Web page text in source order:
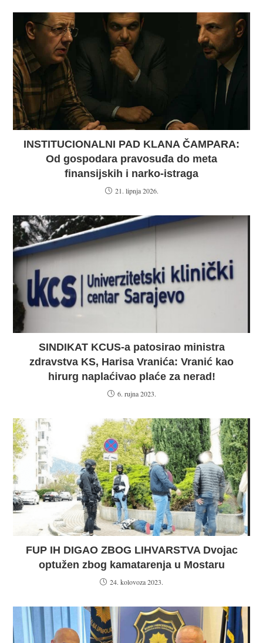
INSTITUCIONALNI PAD KLANA ČAMPARA:
Od gospodara pravosuđa do meta
finansijskih i narko-istraga
21. lipnja 2026.
SINDIKAT KCUS-a patosirao ministra
zdravstva KS, Harisa Vranića: Vranić kao
hirurg naplaćivao plaće za nerad!
6. rujna 2023.
FUP IH DIGAO ZBOG LIHVARSTVA Dvojac
optužen zbog kamatarenja u Mostaru
24. kolovoza 2023.